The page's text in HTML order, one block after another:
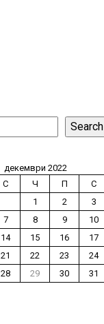
Search
декември 2022
С Ч П С
1
2 3
7 8 9 10
14 15 16 17
21 22 23 24
28 29 30 31